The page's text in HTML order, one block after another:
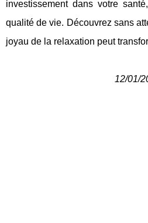
investissement dans votre
qualité de vie. Découvrez sans
joyau de la relaxation peut
12/01/